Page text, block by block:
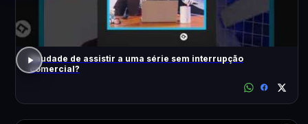
Saudade de assistir a uma série sem interrupção
comercial?